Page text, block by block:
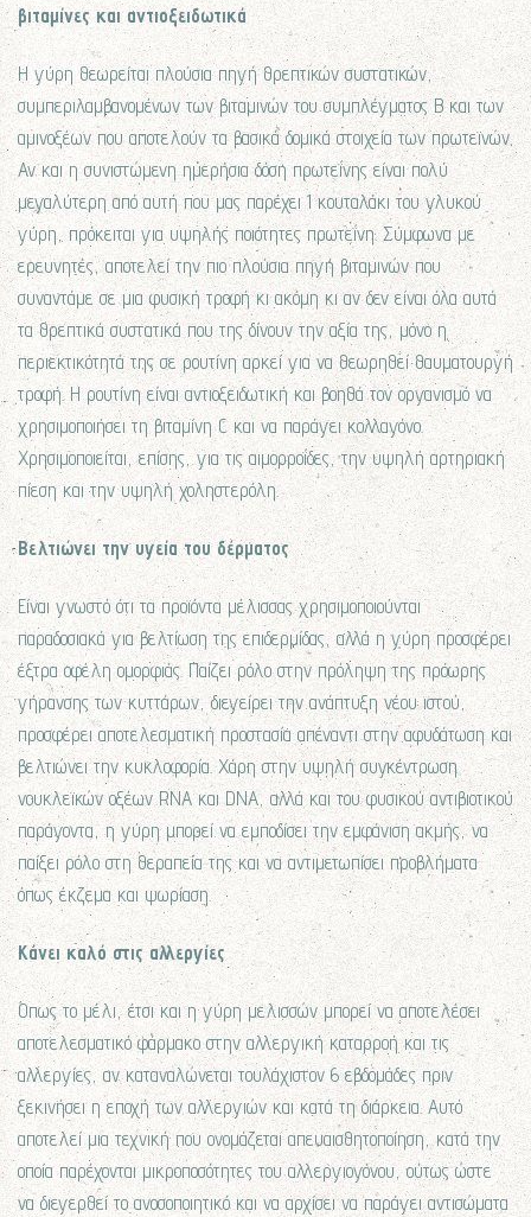
βιταμίνες και αντιοξειδωτικά
Η γύρη θεωρείται πλούσια πηγή θρεπτικών συστατικών,
συμπεριλαμβανομένων των βιταμινών του συμπλέγματος Β και των
αμινοξέων που αποτελούν τα βασικά δομικά στοιχεία των πρωτεϊνών.
Αν και η συνιστώμενη ημερήσια δόση πρωτεΐνης είναι πολύ
μεγαλύτερη από αυτή που μας παρέχει 1 κουταλάκι του γλυκού
γύρη, πρόκειται για υψηλής ποιότητες πρωτεΐνη. Σύμφωνα με
ερευνητές, αποτελεί την πιο πλούσια πηγή βιταμινών που
συναντάμε σε μια φυσική τροφή κι ακόμη κι αν δεν είναι όλα αυτά
τα θρεπτικά συστατικά που της δίνουν την αξία της, μόνο η
περιεκτικότητά της σε ρουτίνη αρκεί για να θεωρηθεί θαυματουργή
τροφή. Η ρουτίνη είναι αντιοξειδωτική και βοηθά τον οργανισμό να
χρησιμοποιήσει τη βιταμίνη C και να παράγει κολλαγόνο.
Χρησιμοποιείται, επίσης, για τις αιμορροΐδες, την υψηλή αρτηριακή
πίεση και την υψηλή χοληστερόλη.
Βελτιώνει την υγεία του δέρματος
Είναι γνωστό ότι τα προϊόντα μέλισσας χρησιμοποιούνται
παραδοσιακά για βελτίωση της επιδερμίδας, αλλά η γύρη προσφέρει
έξτρα οφέλη ομορφιάς. Παίζει ρόλο στην πρόληψη της πρόωρης
γήρανσης των κυττάρων, διεγείρει την ανάπτυξη νέου ιστού,
προσφέρει αποτελεσματική προστασία απέναντι στην αφυδάτωση και
βελτιώνει την κυκλοφορία. Χάρη στην υψηλή συγκέντρωση
νουκλεϊκών οξέων RNA και DNA, αλλά και του φυσικού αντιβιοτικού
παράγοντα, η γύρη μπορεί να εμποδίσει την εμφάνιση ακμής, να
παίξει ρόλο στη θεραπεία της και να αντιμετωπίσει προβλήματα
όπως έκζεμα και ψωρίαση.
Κάνει καλό στις αλλεργίες
Όπως το μέλι, έτσι και η γύρη μελισσών μπορεί να αποτελέσει
αποτελεσματικό φάρμακο στην αλλεργική καταρροή και τις
αλλεργίες, αν καταναλώνεται τουλάχιστον 6 εβδομάδες πριν
ξεκινήσει η εποχή των αλλεργιών και κατά τη διάρκεια. Αυτό
αποτελεί μια τεχνική που ονομάζεται απευαισθητοποίηση, κατά την
οποία παρέχονται μικροποσότητες του αλλεργιογόνου, ούτως ώστε
να διεγερθεί το ανοσοποιητικό και να αρχίσει να παράγει αντισώματα